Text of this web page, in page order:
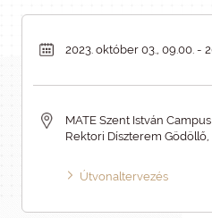
2023. október 03., 09.00. -
MATE Szent István
Rektori Díszterem Gödöllő,
Útvonaltervezés